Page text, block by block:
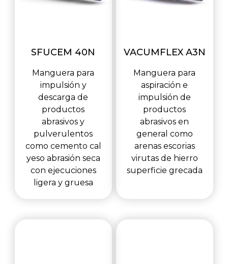
SFUCEM 40N
Manguera para
impulsión y
descarga de
productos
abrasivos y
pulverulentos
como cemento cal
yeso abrasión seca
con ejecuciones
ligera y gruesa
VACUMFLEX A3N
Manguera para
aspiración e
impulsión de
productos
abrasivos en
general como
arenas escorias
virutas de hierro
superficie grecada